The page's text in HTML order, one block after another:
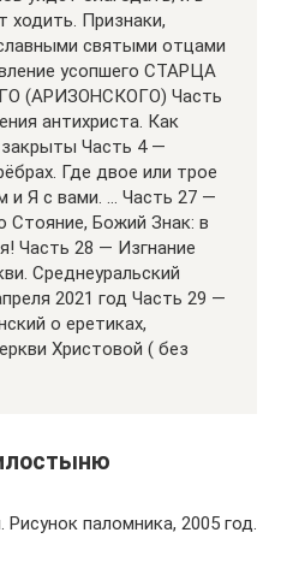
ходить. Признаки,
святыми отцами
усопшего СТАРЦА
(АРИЗОНСКОГО) Часть
антихриста. Как
Часть 4 —
Где двое или трое
и Я с вами. … Часть 27 —
Стояние, Божий Знак: в
Часть 28 — Изгнание
Среднеуральский
2021 год Часть 29 —
о еретиках,
Христовой ( без
паломника, 2005 год.